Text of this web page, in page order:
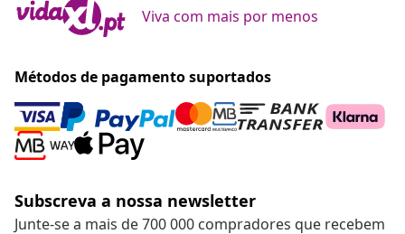
Viva com mais por menos
Métodos de pagamento suportados
Subscreva a nossa newsletter
Junte-se a mais de 700 000 compradores que recebem